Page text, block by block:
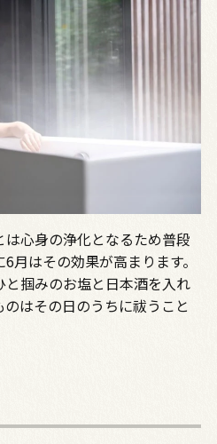
心身の浄化となるため普段
月はその効果が高まります。
掴みのお塩と日本酒を入れ
はその日のうちに祓うこと